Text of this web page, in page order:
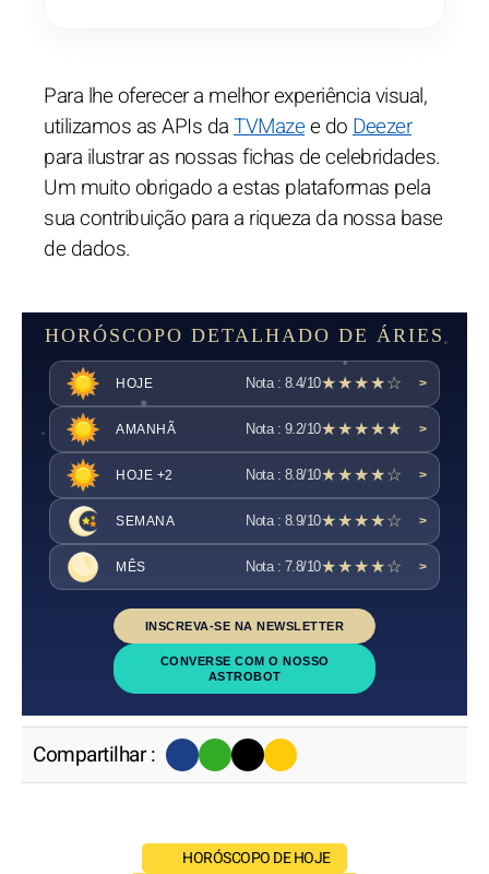
Para lhe oferecer a melhor experiência visual,
utilizamos as APIs daTVMazee doDeezer
para ilustrar as nossas fichas de celebridades.
Um muito obrigado a estas plataformas pela
sua contribuição para a riqueza da nossa base
de dados.
HORÓSCOPO DETALHADO DE ÁRIES
HOJE Nota : 8.4/10★★★★☆ >
AMANHÃ Nota : 9.2/10★★★★★ >
HOJE +2 Nota : 8.8/10★★★★☆ >
SEMANA Nota : 8.9/10★★★★☆ >
MÊS Nota : 7.8/10★★★★☆ >
INSCREVA-SE NA NEWSLETTER
CONVERSE COM O NOSSO
ASTROBOT
Compartilhar :
HORÓSCOPO DE HOJE